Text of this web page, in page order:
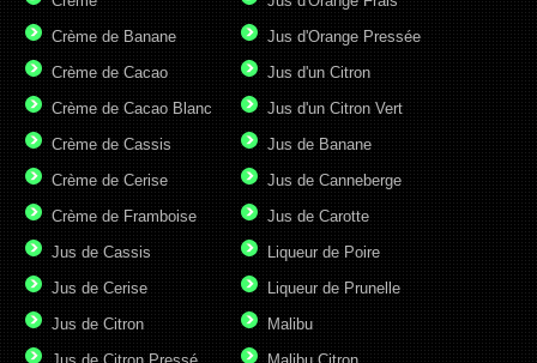
Crème de Banane
Crème de Cacao
Crème de Cacao Blanc
Crème de Cassis
Crème de Cerise
Crème de Framboise
Jus d'Orange Pressée
Jus d'un Citron
Jus d'un Citron Vert
Jus de Banane
Jus de Canneberge
Jus de Carotte
Jus de Cassis
Jus de Cerise
Jus de Citron
Liqueur de Poire
Liqueur de Prunelle
Malibu